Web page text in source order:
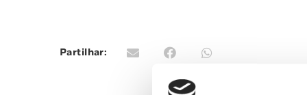
Partilhar: